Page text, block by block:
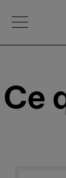
Open Menu
Ce